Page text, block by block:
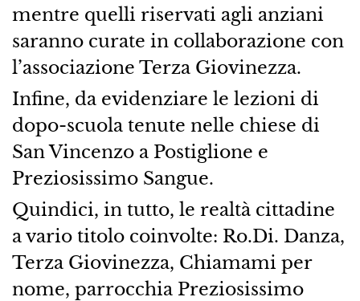
mentre quelli riservati agli anziani
saranno curate in collaborazione con
l’associazione Terza Giovinezza.
Infine, da evidenziare le lezioni di
dopo-scuola tenute nelle chiese di
San Vincenzo a Postiglione e
Preziosissimo Sangue.
Quindici, in tutto, le realtà cittadine
a vario titolo coinvolte: Ro.Di. Danza,
Terza Giovinezza, Chiamami per
nome, parrocchia Preziosissimo